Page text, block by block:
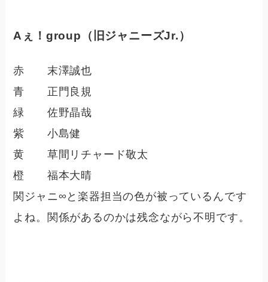
Aぇ！group（旧ジャニーズJr.）
赤 末澤誠也
青 正門良規
緑 佐野晶哉
紫 小島健
黄 草間リチャード敬太
橙 福本大晴
関ジャニ∞と楽器担当の色が被っているんです
よね。関係があるのかは残念ながら不明です。